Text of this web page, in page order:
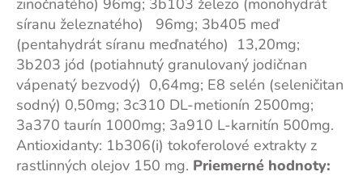
zinočnatého) 96mg; 3b103 železo (monohydrát
síranu železnatého) 96mg; 3b405 meď
(pentahydrát síranu meďnatého) 13,20mg;
3b203 jód (potiahnutý granulovaný jodičnan
vápenatý bezvodý) 0,64mg; E8 selén (seleničitan
sodný) 0,50mg; 3c310 DL-metionín 2500mg;
3a370 taurín 1000mg; 3a910 L-karnitín 500mg.
Antioxidanty: 1b306(i) tokoferolové extrakty z
rastlinných olejov 150 mg. Priemerné hodnoty: